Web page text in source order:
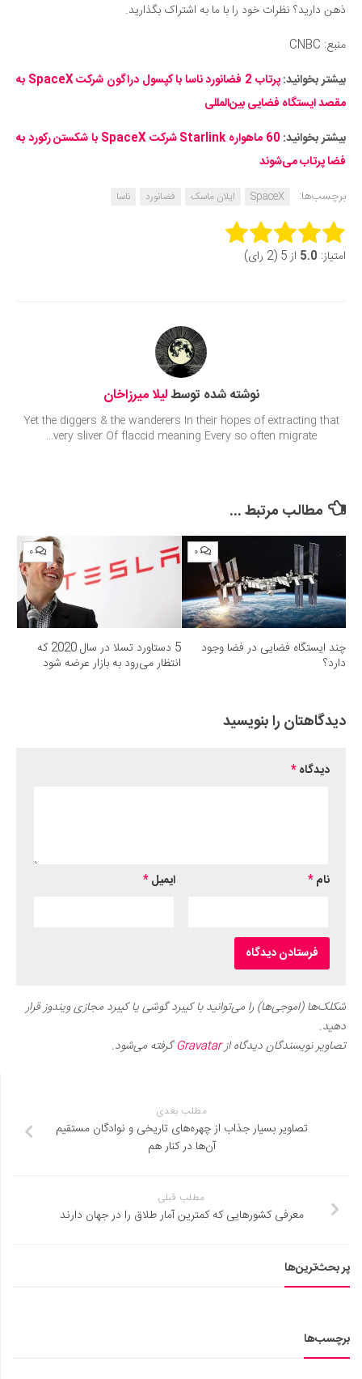
ذهن دارید؟ نظرات خود را با ما به اشتراک بگذارید.
منبع: CNBC
بیشتر بخوانید:
پرتاب 2 فضانورد ناسا با کپسول دراگون شرکت SpaceX به
مقصد ایستگاه فضایی بین‌المللی
بیشتر بخوانید:
60 ماهواره Starlink شرکت SpaceX با شکستن رکورد به
فضا پرتاب می‌شوند
برچسب‌ها:
SpaceX ایلان ماسک فضانورد ناسا
Rate this item:
امتیاز: 5.0 از 5 (2 رای)
نوشته شده توسطلیلا میرزاخان
Yet the diggers & the wanderers In their hopes of extracting that
very sliver Of flaccid meaning Every so often migrate...
مطالب مرتبط ...
۰
چند ایستگاه فضایی در فضا وجود
دارد؟
۰
5 دستاورد تسلا در سال 2020 که
انتظار می‌رود به بازار عرضه شود
دیدگاهتان را بنویسید
دیدگاه*
نام* ایمیل*
شکلک‌ها (اموجی‌ها) را می‌توانید با کیبرد گوشی یا کیبرد مجازی ویندوز قرار
دهید.
تصاویر نویسندگان دیدگاه ازGravatarگرفته می‌شود.
مطلب بعدی
تصاویر بسیار جذاب از چهره‌های تاریخی و نوادگان مستقیم
آن‌ها در کنار هم
مطلب قبلی
معرفی کشورهایی که کمترین آمار طلاق را در جهان دارند
پر بحث‌ترین‌ها
برچسب‌ها